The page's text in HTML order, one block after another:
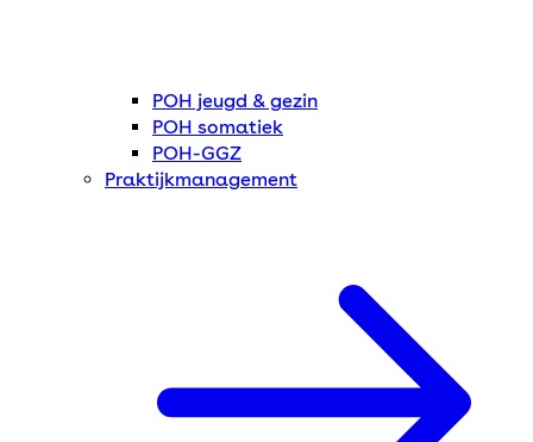
POH jeugd & gezin
POH somatiek
POH-GGZ
Praktijkmanagement